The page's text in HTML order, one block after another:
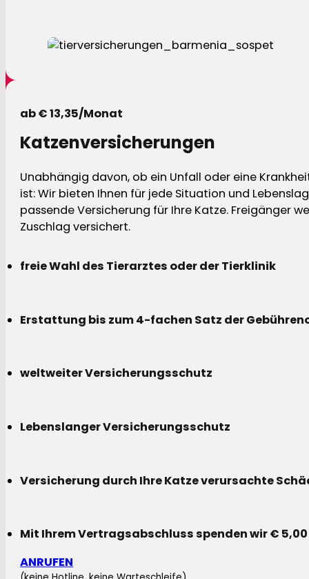
ab € 13,35/Monat
Katzenversicherungen
Unabhängig davon, ob ein Unfall oder eine
ist: Wir bieten Ihnen für jede Situation und
passende Versicherung für Ihre Katze. Freigänger
Zuschlag versichert.
freie Wahl des Tierarztes oder der Tierklinik
Erstattung bis zum 4-fachen Satz der
weltweiter Versicherungsschutz
Lebenslanger Versicherungsschutz
Versicherung durch Ihre Katze verursachte
Mit Ihrem Vertragsabschluss spenden wir €
ANRUFEN